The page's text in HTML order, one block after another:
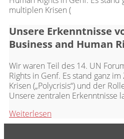
Unsere Erkenntnisse
Business and Human
Wir waren Teil des 14. UN
Rights in Genf. Es stand ganz
Krisen („Polycrisis“) und der
Unsere zentralen Erkenntnisse
Weiterlesen